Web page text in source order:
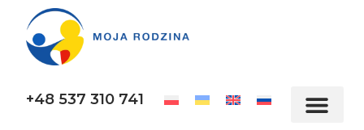
+48 537 310 741